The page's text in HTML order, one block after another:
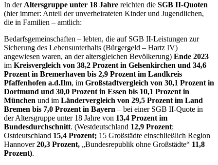
In der Altersgruppe unter 18 Jahre reichten die SGB II-Quoten
(hier immer: Anteil der unverheirateten Kinder und Jugendlichen,
die in Familien – amtlich:
Bedarfsgemeinschaften – lebten, die auf SGB II-Leistungen zur
Sicherung des Lebensunterhalts (Bürgergeld – Hartz IV)
angewiesen waren, an der altersgleichen Bevölkerung) Ende 2023
im Kreisvergleich von 38,2 Prozent in Gelsenkirchen und 34,6
Prozent in Bremerhaven bis 2,9 Prozent im Landkreis
Pfaffenhofen a.d.Ilm, im Großstadtvergleich von 30,1 Prozent in
Dortmund und 30,0 Prozent in Essen bis 10,1 Prozent in
München und im Ländervergleich von 29,5 Prozent im Land
Bremen bis 7,0 Prozent in Bayern – bei einer SGB II-Quote in
der Altersgruppe unter 18 Jahre von 13,4 Prozent im
Bundesdurchschnitt. (Westdeutschland 12,9 Prozent;
Ostdeutschland 15,4 Prozent; 15 Großstädte einschließlich Region
Hannover20,3 Prozent, „Bundesrepublik ohne Großstädte“ 11,8
Prozent).